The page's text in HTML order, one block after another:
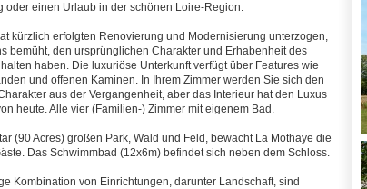
oder einen Urlaub in der schönen Loire-Region.
kürzlich erfolgten Renovierung und Modernisierung unterzogen,
bemüht, den ursprünglichen Charakter und Erhabenheit des
haben. Die luxuriöse Unterkunft verfügt über Features wie
und offenen Kaminen. In Ihrem Zimmer werden Sie sich den
aus der Vergangenheit, aber das Interieur hat den Luxus
heute. Alle vier (Familien-) Zimmer mit eigenem Bad.
(90 Acres) großen Park, Wald und Feld, bewacht La Mothaye die
Das Schwimmbad (12x6m) befindet sich neben dem Schloss.
Kombination von Einrichtungen, darunter Landschaft, sind